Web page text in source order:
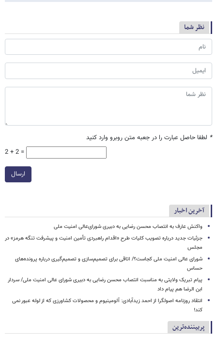
نظر شما
* لطفا حاصل عبارت را در جعبه متن روبرو وارد کنید
2 + 2 =
ارسال
آخرین اخبار
واکنش عارف به انتصاب محسن رضایی به دبیری شورای‌عالی امنیت ملی
جزئیات جدید درباره تصویب کلیات طرح «اقدام راهبردی تأمین امنیت و پیشرفت تنگه هرمز» در
مجلس
شورای عالی امنیت ملی کجاست؟/ اتاقی برای تصمیم‌سازی و تصمیم‌گیری درباره پرونده‌های
حساس
پیام تبریک ولایتی به مناسبت انتصاب محسن رضایی به دبیری شورای عالی امنیت ملی/ سردار
ابن الرضا هم پیام داد
انتقاد روزنامه اصولگرا از احمد زیدآبادی: آلومینیوم و محصولات کشاورزی که از لوله عبور نمی
کند!
پربیننده‌ترین